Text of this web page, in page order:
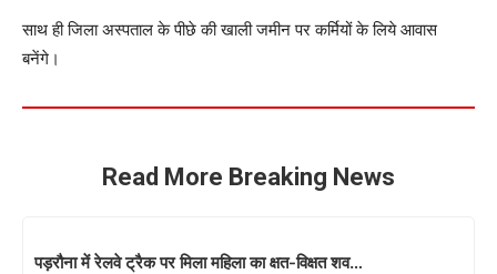
साथ ही जिला अस्पताल के पीछे की खाली जमीन पर कर्मियों के लिये आवास
बनेंगे।
Read More Breaking News
पड़रौना में रेलवे ट्रैक पर मिला महिला का क्षत-विक्षत शव…